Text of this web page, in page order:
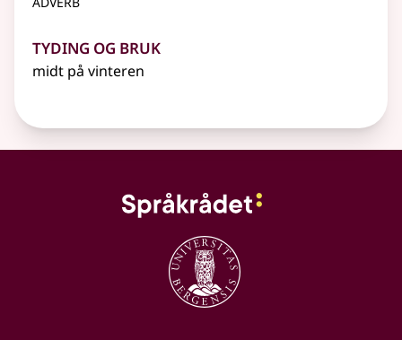
Tyding og bruk
midt på vinteren